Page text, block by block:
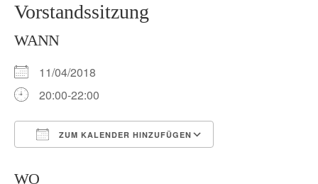
Vorstandssitzung
WANN
11/04/2018
20:00-22:00
ZUM KALENDER HINZUFÜGEN
WO